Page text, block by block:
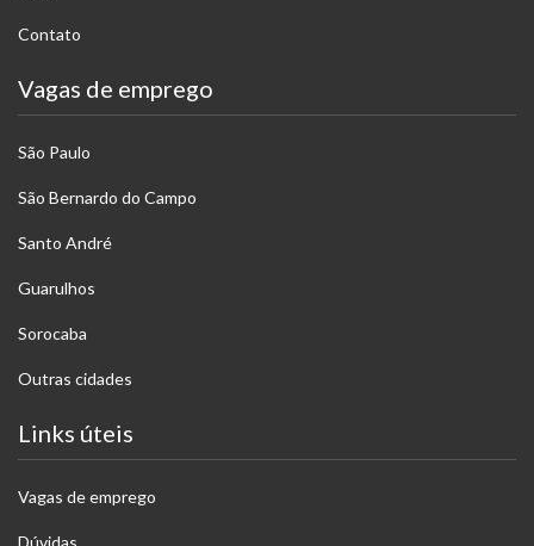
Contato
Vagas de emprego
São Paulo
São Bernardo do Campo
Santo André
Guarulhos
Sorocaba
Outras cidades
Links úteis
Vagas de emprego
Dúvidas